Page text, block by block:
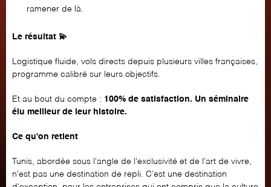
ramener de là.
Le résultat 💫
Logistique fluide, vols directs depuis plusieurs villes françaises,
programme calibré sur leurs objectifs.
Et au bout du compte : 100% de satisfaction. Un séminaire
élu meilleur de leur histoire.
Ce qu'on retient
Tunis, abordée sous l'angle de l'exclusivité et de l'art de vivre,
n'est pas une destination de repli. C'est une destination